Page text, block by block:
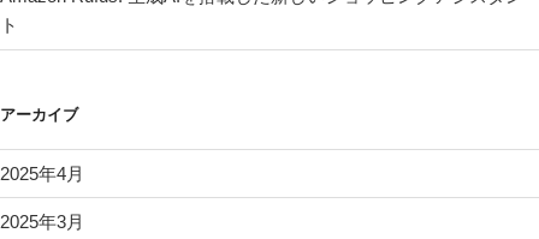
ト
アーカイブ
2025年4月
2025年3月